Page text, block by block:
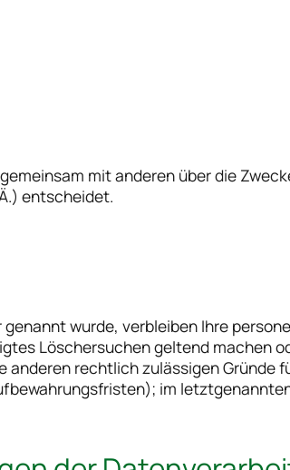
mit anderen über die
entscheidet.
wurde, verbleiben Ihre
Löschersuchen geltend machen
rechtlich zulässigen Gründe
im